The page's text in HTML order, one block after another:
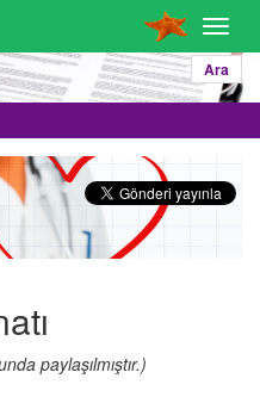
Ara
paylaşılmıştır.)